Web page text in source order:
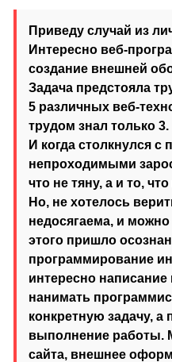
Приведу случай из
Интересно веб-
создание внешней
Задача предстояла
5 различных веб-
трудом знал только 3.
И когда столкнулся с
непроходимыми
что не тяну, а и то,
Но, не хотелось
недосягаема, и
этого пришло
программирование
интересно написание
нанимать
конкретную задачу, а
выполнение работы.
сайта, внешнее